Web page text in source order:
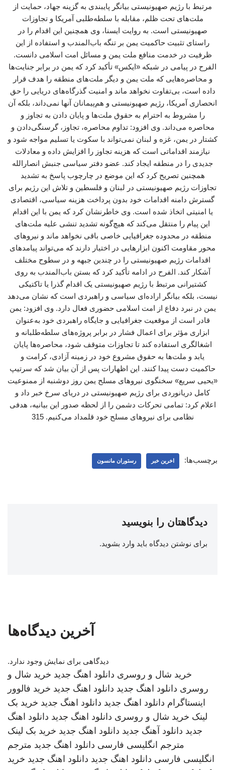
مرتبط با رژیم صهیونیستی بیانگر پایبندی به گزینه جهاد، حمایت از
ملت‌های تحت ظلم، مقابله با سلطه‌طلبی آمریکا و تجاوزات
صهیونیستی است. به روایت ایسنا، وی همچنین این اقدام را در
راستای تثبیت حاکمیت یمن بر تنگه باب‌المندب و استفاده از این
ظرفیت در خدمت منافع ملت یمن و مسائل امت اسلامی دانست.
الفرح در پیامی در شبکه «ایکس» تأکید کرد که یمن در برابر جنایت‌ها
و محاصره‌هایی که ملت یمن و دیگر ملت‌های منطقه را هدف قرار
داده است، بی‌تفاوت نخواهد ماند و امنیت گذرگاه‌های دریایی را حق
انحصاری آمریکا، رژیم صهیونیستی و هم‌پیمانان آنها نمی‌داند، بلکه آن
را مشروط به احترام به حقوق ملت‌ها و پایان دادن به تجاوز و
محاصره می‌داند. وی افزود: تداوم محاصره، تجاوز، گرسنگی‌دادن و
کشتار در یمن، غزه و لبنان نمی‌تواند با سکوت یا تسلیم مواجه شود و
نیازمند اقداماتی است که هزینه تجاوز را افزایش داده و معادلات
جدیدی را در منطقه ایجاد کند. عضو دفتر سیاسی جنبش انصارالله
همچنین تصریح کرد که این موضع در چارچوب پاسخ به تشدید
تجاوزات رژیم صهیونیستی در لبنان و فلسطین و تلاش این رژیم برای
گسترش دامنه اقدامات خود بدون پرداخت هزینه سیاسی، اقتصادی
یا امنیتی اتخاذ شده است. وی خاطرنشان کرد که یمن با این اقدام
این پیام را منتقل می‌کند که هیچ‌گونه تشدید تنشی علیه ملت‌های
منطقه در محدوده جغرافیایی خاصی باقی نخواهد ماند و نیروهای
محور مقاومت اکنون ابزارهایی در اختیار دارند که می‌تواند پیامدهای
اقدامات رژیم صهیونیستی را در چندین جبهه و در سطوح مختلف
آشکار کند. الفرح در ادامه تأکید کرد که بستن باب‌المندب به روی
کشتیرانی مرتبط با رژیم صهیونیستی یک اقدام گذرا یا تاکتیکی
نیست، بلکه بیانگر اراده‌ای سیاسی و راهبردی است که نشان می‌دهد
یمن در نبرد دفاع از امت اسلامی حضوری فعال دارد. وی افزود: یمن
قادر است از موقعیت جغرافیایی و جایگاه راهبردی خود به‌عنوان
ابزاری مؤثر برای اعمال فشار در برابر پروژه‌های سلطه‌طلبانه و
اشغالگری استفاده کند تا تجاوزات متوقف شود، محاصره‌ها پایان
یابد و ملت‌ها به حقوق مشروع خود در زمینه آزادی، کرامت و
حاکمیت دست پیدا کنند. این اظهارات پس از آن بیان شد که سرتیپ
«یحیی سریع» سخنگوی نیروهای مسلح یمن روز دوشنبه از ممنوعیت
کامل دریانوردی برای رژیم صهیونیستی در دریای سرخ خبر داد و
اعلام کرد: تمامی تحرکات دشمن را از لحظه صدور این بیانیه، هدفی
نظامی برای نیروهای مسلح خود قلمداد می‌کنیم. 315
برچسب‌ها: اخرین خبر رستوران مانسون
دیدگاهتان را بنویسید
برای نوشتن دیدگاه باید وارد بشوید.
آخرین دیدگاه‌ها
دیدگاهی برای نمایش وجود ندارد.
خرید شال و روسری دانلود اهنگ جدید خرید شال و
روسری دانلود اهنگ جدید دانلود اهنگ جدید خرید فالوور
اینستاگرام دانلود اهنگ جدید دانلود اهنگ جدید خرید بک
لینک خرید شال و روسری دانلود اهنگ جدید دانلود اهنگ
جدید دانلود آهنگ جدید دانلود اهنگ جدید خرید بک لینک
مترجم انگلیسی فارسی دانلود اهنگ جدید مترجم
انگلیسی فارسی دانلود اهنگ جدید دانلود اهنگ جدید خرید